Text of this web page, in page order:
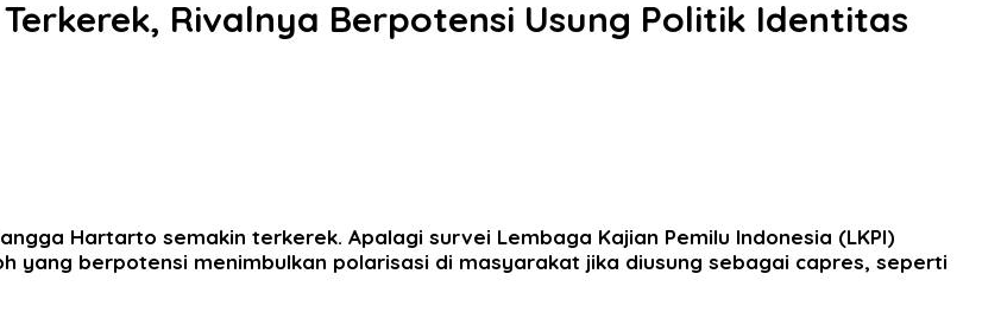
Rivalnya Berpotensi Usung Politik Identitas
Hartarto semakin terkerek. Apalagi survei Lembaga Kajian Pemilu Indonesia (LKPI)
yang berpotensi menimbulkan polarisasi di masyarakat jika diusung sebagai capres, seperti